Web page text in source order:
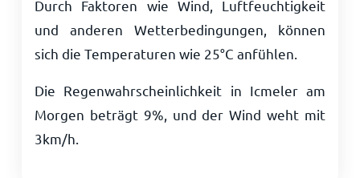
Durch Faktoren wie Wind, Luftfeuchtigkeit
und anderen Wetterbedingungen, können
sich die Temperaturen wie 25°C anfühlen.
Die Regenwahrscheinlichkeit in Icmeler am
Morgen beträgt 9%, und der Wind weht mit
3km/h